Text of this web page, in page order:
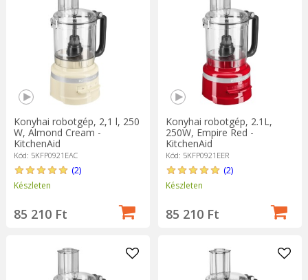
Konyhai robotgép, 2,1 l, 250
W, Almond Cream -
KitchenAid
Kód: 5KFP0921EAC
(2)
Készleten
85 210 Ft
Konyhai robotgép, 2.1L,
250W, Empire Red -
KitchenAid
Kód: 5KFP0921EER
(2)
Készleten
85 210 Ft